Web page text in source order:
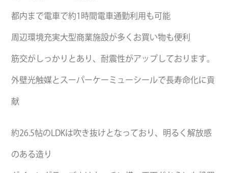
都内まで電車で約1時間電車通勤利用も可能
周辺環境充実大型商業施設が多くお買い物も便利
筋交がしっかりとあり、耐震性がアップしております。
外壁光触媒とスーパーケーミューシールで長寿命化に貢
献
約26.5帖のLDKは吹き抜けとなっており、明るく解放感
のある造り